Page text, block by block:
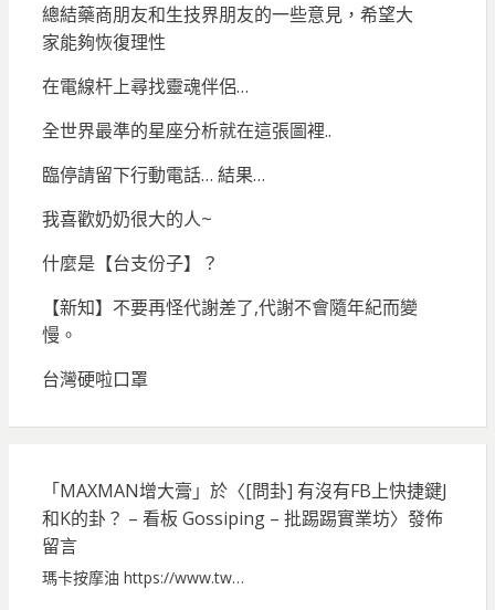
總結藥商朋友和生技界朋友的一些意見，希望大
家能夠恢復理性
在電線杆上尋找靈魂伴侶…
全世界最準的星座分析就在這張圖裡..
臨停請留下行動電話… 結果…
我喜歡奶奶很大的人~
什麼是【台支份子】？
【新知】不要再怪代謝差了,代謝不會隨年紀而變
慢。
台灣硬啦口罩
「MAXMAN增大膏 」於〈[問卦] 有沒有FB上快捷鍵J
和K的卦？ – 看板 Gossiping – 批踢踢實業坊〉發佈
留言
瑪卡按摩油 https://www.tw…